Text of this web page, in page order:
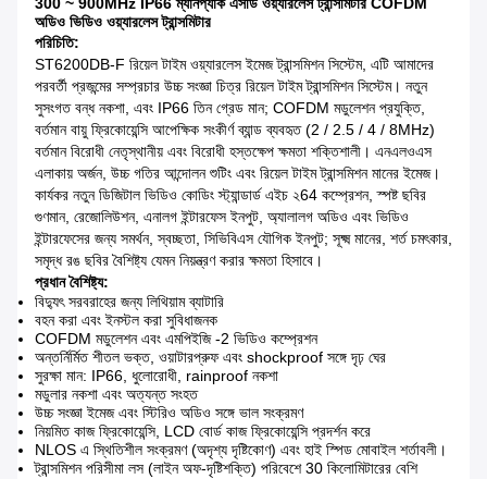
300 ~ 900MHz IP66 ম্যানপ্যাক এসডি ওয়্যারলেস ট্রান্সমিটার COFDM
অডিও ভিডিও ওয়্যারলেস ট্রান্সমিটার
পরিচিতি:
ST6200DB-F রিয়েল টাইম ওয়্যারলেস ইমেজ ট্রান্সমিশন সিস্টেম, এটি আমাদের
পরবর্তী প্রজন্মের সম্প্রচার উচ্চ সংজ্ঞা চিত্র রিয়েল টাইম ট্রান্সমিশন সিস্টেম। নতুন
সুসংগত বন্ধ নকশা, এবং IP66 তিন গ্রেড মান; COFDM মডুলেশন প্রযুক্তি,
বর্তমান বায়ু ফ্রিকোয়েন্সি আপেক্ষিক সংকীর্ণ ব্যান্ড ব্যবহৃত (2 / 2.5 / 4 / 8MHz)
বর্তমান বিরোধী নেতৃস্থানীয় এবং বিরোধী হস্তক্ষেপ ক্ষমতা শক্তিশালী। এনএলওএস
এলাকায় অর্জন, উচ্চ গতির আন্দোলন শুটিং এবং রিয়েল টাইম ট্রান্সমিশন মানের ইমেজ।
কার্যকর নতুন ডিজিটাল ভিডিও কোডিং স্ট্যান্ডার্ড এইচ ২64 কম্প্রেশন, স্পষ্ট ছবির
গুণমান, রেজোলিউশন, এনালগ ইন্টারফেস ইনপুট, অ্যালালগ অডিও এবং ভিডিও
ইন্টারফেসের জন্য সমর্থন, স্বচ্ছতা, সিভিবিএস যৌগিক ইনপুট; সূক্ষ্ম মানের, শর্ত চমৎকার,
সমৃদ্ধ রঙ ছবির বৈশিষ্ট্য যেমন নিয়ন্ত্রণ করার ক্ষমতা হিসাবে।
প্রধান বৈশিষ্ট্য:
বিদ্যুৎ সরবরাহের জন্য লিথিয়াম ব্যাটারি
বহন করা এবং ইনস্টল করা সুবিধাজনক
COFDM মডুলেশন এবং এমপিইজি -2 ভিডিও কম্প্রেশন
অন্তর্নির্মিত শীতল ভক্ত, ওয়াটারপ্রুফ এবং shockproof সঙ্গে দৃঢ় ঘের
সুরক্ষা মান: IP66, ধুলোরোধী, rainproof নকশা
মডুলার নকশা এবং অত্যন্ত সংহত
উচ্চ সংজ্ঞা ইমেজ এবং স্টিরিও অডিও সঙ্গে ভাল সংক্রমণ
নিয়মিত কাজ ফ্রিকোয়েন্সি, LCD বোর্ড কাজ ফ্রিকোয়েন্সি প্রদর্শন করে
NLOS এ স্থিতিশীল সংক্রমণ (অদৃশ্য দৃষ্টিকোণ) এবং হাই স্পিড মোবাইল শর্তাবলী।
ট্রান্সমিশন পরিসীমা লস (লাইন অফ-দৃষ্টিশক্তি) পরিবেশে 30 কিলোমিটারের বেশি